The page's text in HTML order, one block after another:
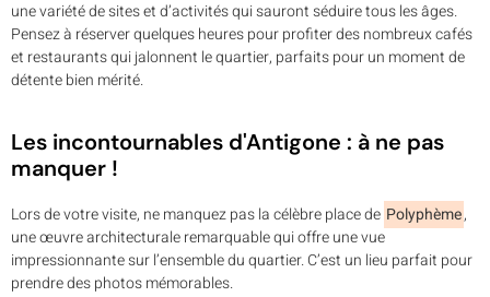
une variété de sites et d’activités qui sauront séduire tous les âges.
Pensez à réserver quelques heures pour profiter des nombreux cafés
et restaurants qui jalonnent le quartier, parfaits pour un moment de
détente bien mérité.
Les incontournables d'Antigone : à ne pas
manquer !
Lors de votre visite, ne manquez pas la célèbre place de Polyphème,
une œuvre architecturale remarquable qui offre une vue
impressionnante sur l’ensemble du quartier. C’est un lieu parfait pour
prendre des photos mémorables.